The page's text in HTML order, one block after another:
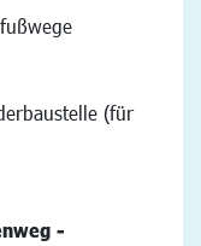
(für
-